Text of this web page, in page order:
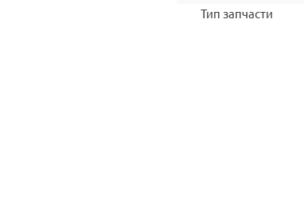
Тип запчасти